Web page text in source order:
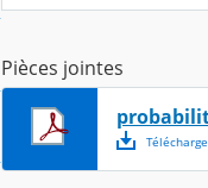
Pièces jointes